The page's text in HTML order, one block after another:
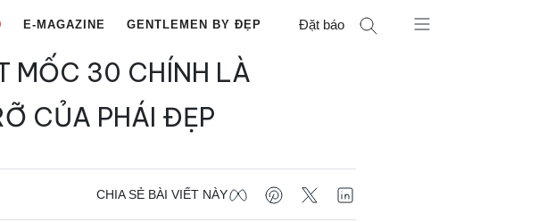
E-MAGAZINE GENTLEMEN BY ĐẸP Đặt báo
MỐC 30 CHÍNH LÀ
CỦA PHÁI ĐẸP
CHIA SẺ BÀI VIẾT NÀY